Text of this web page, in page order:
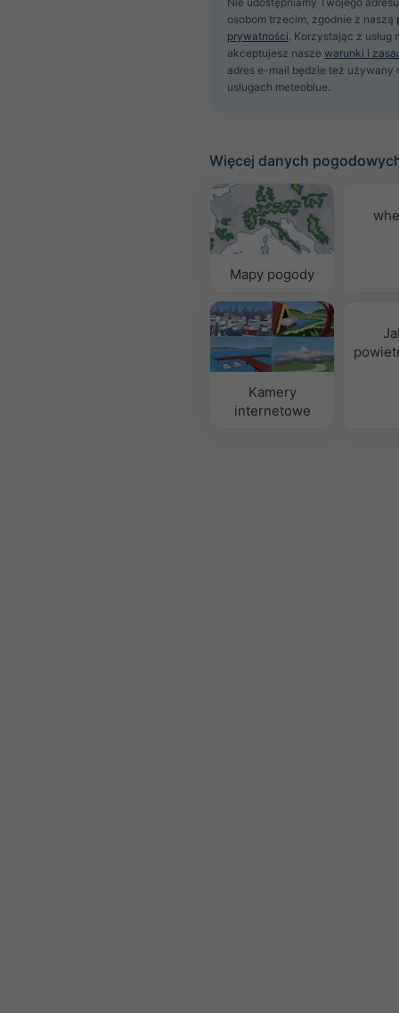
osobom trzecim, zgodnie z naszą
prywatności . Korzystając z usług
akceptujesz nasze warunki i
adres e-mail będzie też używany
usługach meteoblue.
Więcej danych
Mapy pogody
Kamery
internetowe